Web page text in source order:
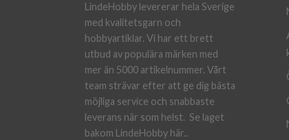
LindeHobby levererar hela Sverige
med kvalitetsgarn och
hobbyartiklar. Vi har ett brett
utbud av populära märken med
mer än 5000 artikelnummer. Vårt
team strävar efter att ge dig bästa
möjliga service och snabbaste
leverans när som helst. Se laget
bakom LindeHobby här..